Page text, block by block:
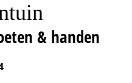
& handen